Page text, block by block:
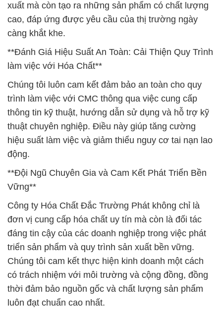
xuất mà còn tạo ra những sản phẩm có chất lượng
cao, đáp ứng được yêu cầu của thị trường ngày
càng khắt khe.
**Đánh Giá Hiệu Suất An Toàn: Cải Thiện Quy Trình
làm việc với Hóa Chất**
Chúng tôi luôn cam kết đảm bảo an toàn cho quy
trình làm việc với CMC thông qua việc cung cấp
thông tin kỹ thuật, hướng dẫn sử dụng và hỗ trợ kỹ
thuật chuyên nghiệp. Điều này giúp tăng cường
hiệu suất làm việc và giảm thiểu nguy cơ tai nạn lao
động.
**Đội Ngũ Chuyên Gia và Cam Kết Phát Triển Bền
Vững**
Công ty Hóa Chất Đắc Trường Phát không chỉ là
đơn vị cung cấp hóa chất uy tín mà còn là đối tác
đáng tin cậy của các doanh nghiệp trong việc phát
triển sản phẩm và quy trình sản xuất bền vững.
Chúng tôi cam kết thực hiện kinh doanh một cách
có trách nhiệm với môi trường và cộng đồng, đồng
thời đảm bảo nguồn gốc và chất lượng sản phẩm
luôn đạt chuẩn cao nhất.